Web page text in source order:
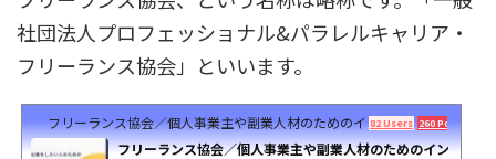
社団法人プロフェッショナル&パラレルキャリア・
フリーランス協会」といいます。
フリーランス協会／個人事業主や副業人材のためのインフラ＆コミュニテ
82 Users 260 Pockets
フリーランス協会／個人事業主や副業人材のためのイン